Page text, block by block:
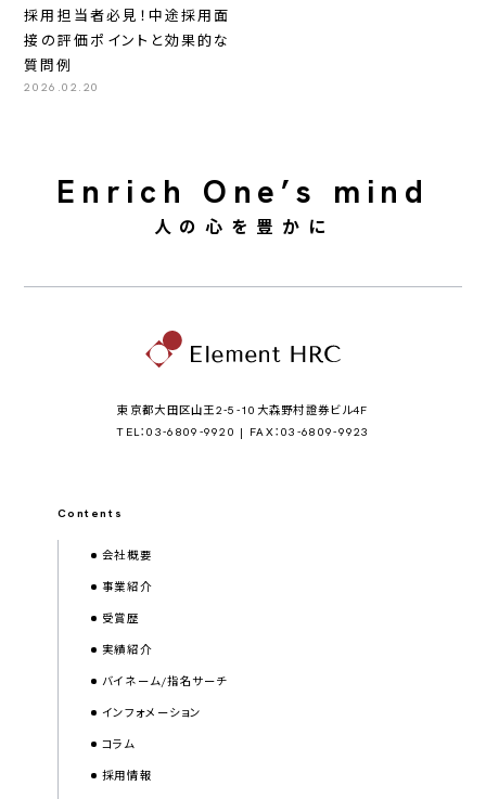
採用担当者必見！中途採用面
接の評価ポイントと効果的な
質問例
2026.02.20
Enrich One’s mind
人の心を豊かに
東京都大田区山王2-5-10大森野村證券ビル4F
TEL：03-6809-9920 | FAX：03-6809-9923
Contents
会社概要
事業紹介
受賞歴
実績紹介
バイネーム/指名サーチ
インフォメーション
コラム
採用情報